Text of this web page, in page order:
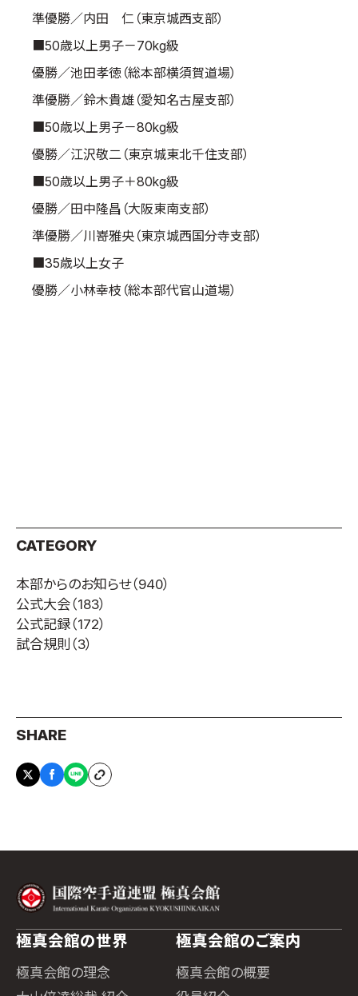
準優勝／内田 仁（東京城西支部）
■50歳以上男子－70kg級
優勝／池田孝徳（総本部横須賀道場）
準優勝／鈴木貴雄（愛知名古屋支部）
■50歳以上男子－80kg級
優勝／江沢敬二（東京城東北千住支部）
■50歳以上男子＋80kg級
優勝／田中隆昌（大阪東南支部）
準優勝／川嵜雅央（東京城西国分寺支部）
■35歳以上女子
優勝／小林幸枝（総本部代官山道場）
CATEGORY
本部からのお知らせ（940）
公式大会（183）
公式記録（172）
試合規則 （3）
SHARE
極真会館の世界
極真会館の理念
極真会館のご案内
極真会館の概要